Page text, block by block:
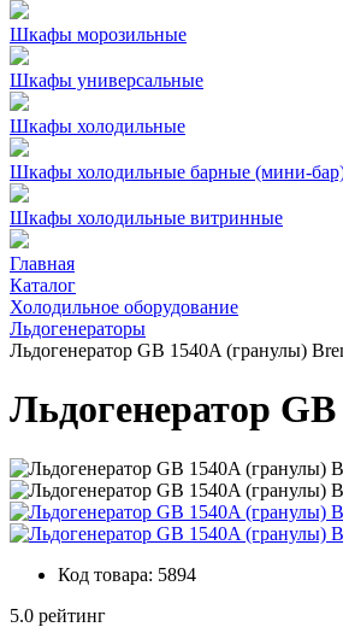
Шкафы морозильные
Шкафы универсальные
Шкафы холодильные
Шкафы холодильные барные (мини-
Шкафы холодильные витринные
Главная
Каталог
Холодильное оборудование
Льдогенераторы
Льдогенератор GВ 1540A (гранулы)
Льдогенератор
Код товара: 5894
5.0 рейтинг